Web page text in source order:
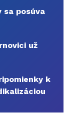
sa posúva
už
k